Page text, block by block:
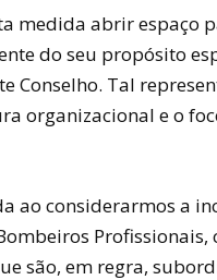
medida abrir espaço
do seu propósito
Conselho. Tal
organizacional e o
ao considerarmos a
Profissionais,
são, em regra,